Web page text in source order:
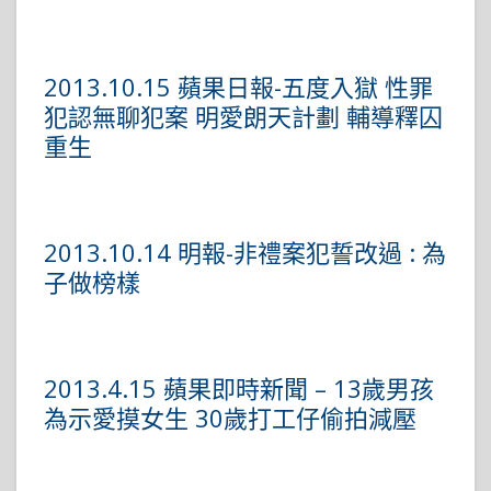
2013.10.15 蘋果日報-五度入獄 性罪
犯認無聊犯案 明愛朗天計劃 輔導釋囚
重生
2013.10.14 明報-非禮案犯誓改過 : 為
子做榜樣
2013.4.15 蘋果即時新聞 – 13歲男孩
為示愛摸女生 30歲打工仔偷拍減壓